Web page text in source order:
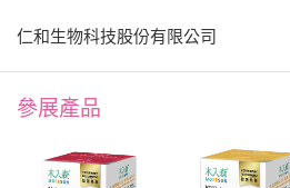
仁和生物科技股份有限公司
參展產品